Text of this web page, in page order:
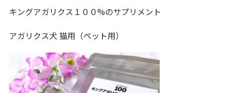
キングアガリクス１００%のサプリメント
アガリクス犬 猫用（ペット用）